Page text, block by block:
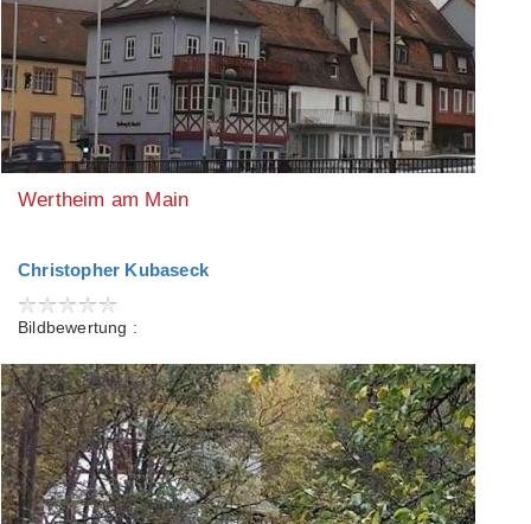
Wertheim am Main
Christopher Kubaseck
Bildbewertung :